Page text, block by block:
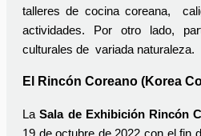
talleres de cocina coreana,
actividades. Por otro lado,
culturales de variada naturaleza.
El Rincón Coreano (Korea
LaSala de Exhibición Rincón